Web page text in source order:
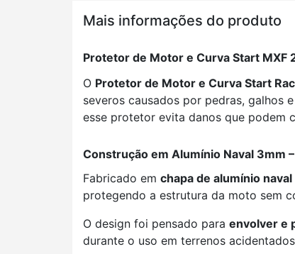
Mais informações do produto
Protetor de Motor e Curva Start MXF
O Protetor de Motor e Curva Start
severos causados por pedras, galhos
esse protetor evita danos que podem
Construção em Alumínio Naval 3mm
Fabricado em chapa de alumínio
protegendo a estrutura da moto sem
O design foi pensado para envolver e
durante o uso em terrenos